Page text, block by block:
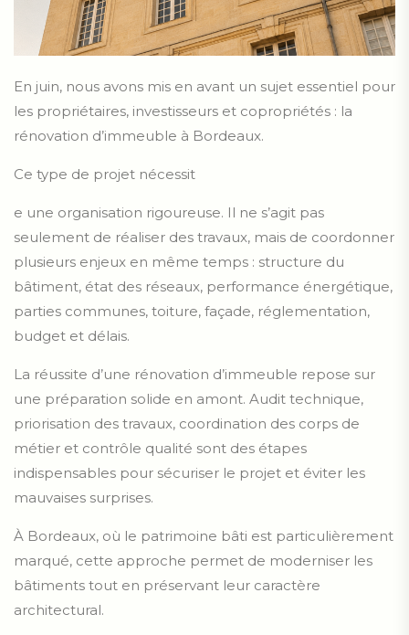
En juin, nous avons mis en avant un sujet essentiel pour
les propriétaires, investisseurs et copropriétés : la
rénovation d’immeuble à Bordeaux.
Ce type de projet nécessit
e une organisation rigoureuse. Il ne s’agit pas
seulement de réaliser des travaux, mais de coordonner
plusieurs enjeux en même temps : structure du
bâtiment, état des réseaux, performance énergétique,
parties communes, toiture, façade, réglementation,
budget et délais.
La réussite d’une rénovation d’immeuble repose sur
une préparation solide en amont. Audit technique,
priorisation des travaux, coordination des corps de
métier et contrôle qualité sont des étapes
indispensables pour sécuriser le projet et éviter les
mauvaises surprises.
À Bordeaux, où le patrimoine bâti est particulièrement
marqué, cette approche permet de moderniser les
bâtiments tout en préservant leur caractère
architectural.